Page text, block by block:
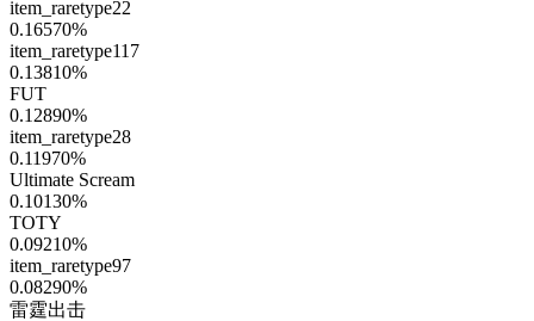
item_raretype22
0.16570%
item_raretype117
0.13810%
FUT
0.12890%
item_raretype28
0.11970%
Ultimate Scream
0.10130%
TOTY
0.09210%
item_raretype97
0.08290%
雷霆出击